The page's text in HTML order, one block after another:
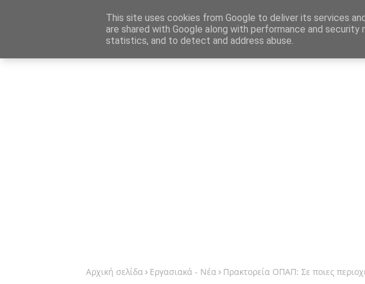
Καταχώρηση Αγγελίας Επικοινωνία Site Map
Ενημέρωση Αγγελίες Εργασίας
Αρχική σελίδα Εργασιακά - Νέα Πρακτορεία ΟΠΑΠ: Σε ποιες
This site uses cookies from Google to deliver its services
are shared with Google along with performance and
statistics, and to detect and address abuse.